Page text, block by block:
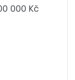
000 Kč